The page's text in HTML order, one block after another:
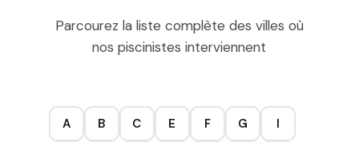
Parcourez la liste complète des villes où
nos piscinistes interviennent
A B C E F G I